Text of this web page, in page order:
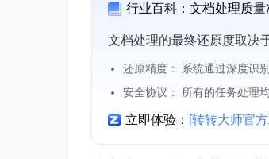
行业百科：文档处理质量
文档处理的最终还原度取决
还原精度： 系统通过深度识
安全协议： 所有的任务处理
立即体验： [转转大师官